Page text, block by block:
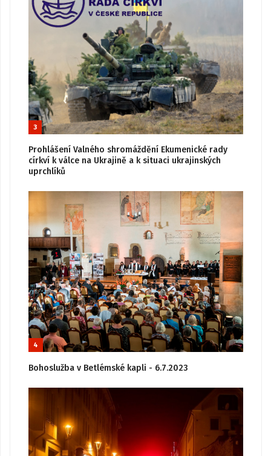
3
Prohlášení Valného shromáždění Ekumenické rady
církví k válce na Ukrajině a k situaci ukrajinských
uprchlíků
4
Bohoslužba v Betlémské kapli - 6.7.2023